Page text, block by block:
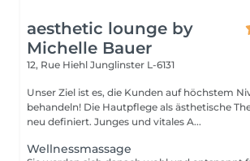
aesthetic lounge by
Michelle Bauer
12, Rue Hiehl Junglinster L-6131
Unser Ziel ist es, die Kunden auf höchstem
behandeln! Die Hautpflege als ästhetische
neu definiert. Junges und vitales A...
Wellnessmassage